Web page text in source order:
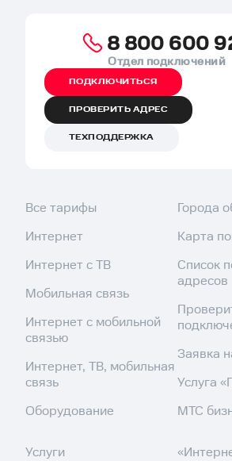
8 800 600
Отдел подключений
ПОДКЛЮЧИТЬСЯ
ПРОВЕРИТЬ АДРЕС
ТЕХПОДДЕРЖКА
Все тарифы
Интернет
Интернет с ТВ
Мобильная связь
Интернет с мобильной
связью
Интернет, ТВ, мобильная
связь
Оборудование
Города
Карта
Список
адресов
Заявка
Услуга
МТС
Услуги